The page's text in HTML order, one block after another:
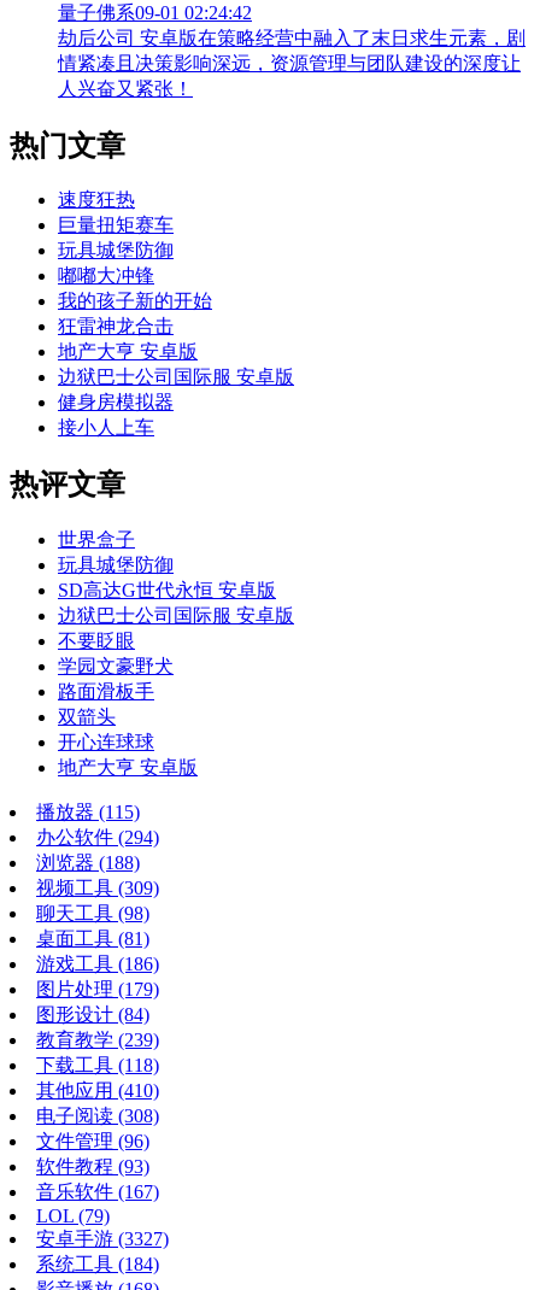
量子佛系09-01 02:24:42
劫后公司 安卓版在策略经营中融入了末日求生元素，剧
情紧凑且决策影响深远，资源管理与团队建设的深度让
人兴奋又紧张！
热门文章
速度狂热
巨量扭矩赛车
玩具城堡防御
嘟嘟大冲锋
我的孩子新的开始
狂雷神龙合击
地产大亨 安卓版
边狱巴士公司国际服 安卓版
健身房模拟器
接小人上车
热评文章
世界盒子
玩具城堡防御
SD高达G世代永恒 安卓版
边狱巴士公司国际服 安卓版
不要眨眼
学园文豪野犬
路面滑板手
双箭头
开心连球球
地产大亨 安卓版
播放器 (115)
办公软件 (294)
浏览器 (188)
视频工具 (309)
聊天工具 (98)
桌面工具 (81)
游戏工具 (186)
图片处理 (179)
图形设计 (84)
教育教学 (239)
下载工具 (118)
其他应用 (410)
电子阅读 (308)
文件管理 (96)
软件教程 (93)
音乐软件 (167)
LOL (79)
安卓手游 (3327)
系统工具 (184)